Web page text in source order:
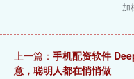
加
上一篇： 手机配资软件
意，聪明人都在悄悄做